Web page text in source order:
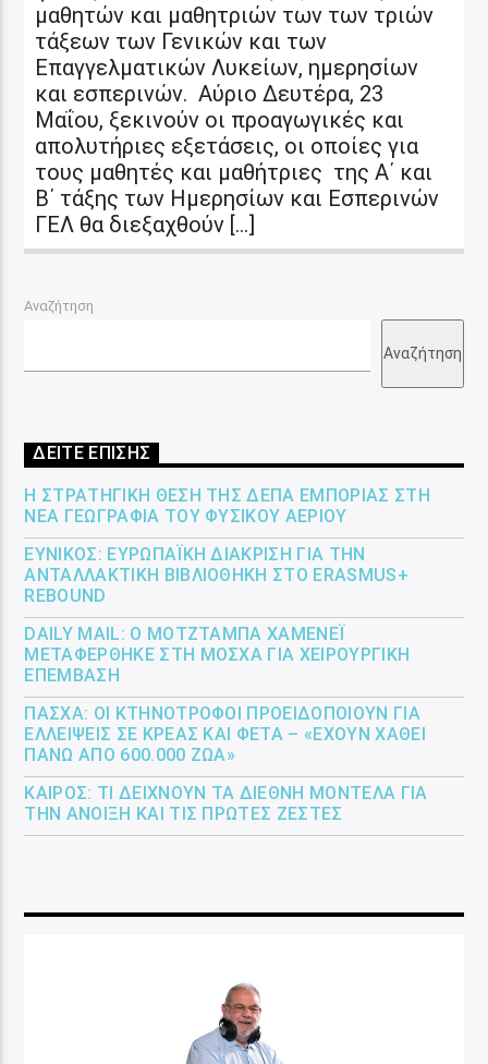
μαθητών και μαθητριών των των τριών
τάξεων των Γενικών και των
Επαγγελματικών Λυκείων, ημερησίων
και εσπερινών. Αύριο Δευτέρα, 23
Μαΐου, ξεκινούν οι προαγωγικές και
απολυτήριες εξετάσεις, οι οποίες για
τους μαθητές και μαθήτριες της Α΄ και
Β΄ τάξης των Ημερησίων και Εσπερινών
ΓΕΛ θα διεξαχθούν […]
Αναζήτηση
Αναζήτηση
ΔΕΙΤΕ ΕΠΙΣΗΣ
Η ΣΤΡΑΤΗΓΙΚΉ ΘΈΣΗ ΤΗΣ ΔΕΠΑ ΕΜΠΟΡΊΑΣ ΣΤΗ
ΝΈΑ ΓΕΩΓΡΑΦΊΑ ΤΟΥ ΦΥΣΙΚΟΎ ΑΕΡΊΟΥ
ΕΎΝΙΚΟΣ: ΕΥΡΩΠΑΪΚΉ ΔΙΆΚΡΙΣΗ ΓΙΑ ΤΗΝ
ΑΝΤΑΛΛΑΚΤΙΚΉ ΒΙΒΛΙΟΘΉΚΗ ΣΤΟ ERASMUS+
REBOUND
DAILY MAIL: Ο ΜΟΤΖΤΆΜΠΑ ΧΑΜΕΝΕΪ́
ΜΕΤΑΦΈΡΘΗΚΕ ΣΤΗ ΜΌΣΧΑ ΓΙΑ ΧΕΙΡΟΥΡΓΙΚΉ
ΕΠΈΜΒΑΣΗ
ΠΆΣΧΑ: ΟΙ ΚΤΗΝΟΤΡΌΦΟΙ ΠΡΟΕΙΔΟΠΟΙΟΎΝ ΓΙΑ
ΕΛΛΕΊΨΕΙΣ ΣΕ ΚΡΈΑΣ ΚΑΙ ΦΈΤΑ – «ΈΧΟΥΝ ΧΑΘΕΊ
ΠΆΝΩ ΑΠΌ 600.000 ΖΏΑ»
ΚΑΙΡΌΣ: ΤΙ ΔΕΊΧΝΟΥΝ ΤΑ ΔΙΕΘΝΉ ΜΟΝΤΈΛΑ ΓΙΑ
ΤΗΝ ΆΝΟΙΞΗ ΚΑΙ ΤΙΣ ΠΡΏΤΕΣ ΖΈΣΤΕΣ